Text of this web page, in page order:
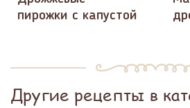
пирожки с капустой
Другие рецепты в